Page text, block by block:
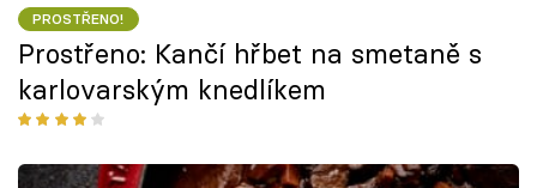
PROSTŘENO!
Prostřeno: Kančí hřbet na smetaně s
karlovarským knedlíkem